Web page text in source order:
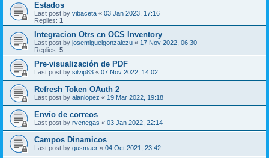
Estados
Last post by vibaceta « 03 Jan 2023, 17:16
Replies: 1
Integracion Otrs cn OCS Inventory
Last post by josemiguelgonzalezu « 17 Nov 2022, 06:30
Replies: 5
Pre-visualización de PDF
Last post by silvip83 « 07 Nov 2022, 14:02
Refresh Token OAuth 2
Last post by alanlopez « 19 Mar 2022, 19:18
Envío de correos
Last post by rvenegas « 03 Jan 2022, 22:14
Campos Dinamicos
Last post by gusmaer « 04 Oct 2021, 23:42